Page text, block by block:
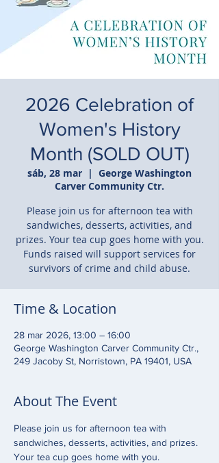
2026 Celebration of
Women's History
Month (SOLD OUT)
sáb, 28 mar
  |
George Washington
Carver Community Ctr.
Please join us for afternoon tea with
sandwiches, desserts, activities, and
prizes. Your tea cup goes home with you.
Funds raised will support services for
survivors of crime and child abuse.
Time & Location
28 mar 2026, 13:00 – 16:00
George Washington Carver Community Ctr.,
249 Jacoby St, Norristown, PA 19401, USA
About The Event
Please join us for afternoon tea with
sandwiches, desserts, activities, and prizes.
Your tea cup goes home with you.